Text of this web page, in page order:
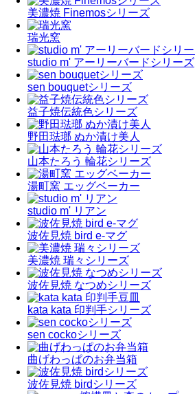
美濃焼 Finemosシリーズ
瑞光窯
studio m' アーリーバードシリーズ
sen bouquetシリーズ
益子焼伝統色シリーズ
野田琺瑯 ぬか漬け美人
山本たろう 輪花シリーズ
湯町窯 エッグベーカー
studio m' リアン
波佐見焼 bird e-マグ
美濃焼 瑞々シリーズ
波佐見焼 なつめシリーズ
kata kata 印判手シリーズ
sen cockoシリーズ
曲げわっぱのお弁当箱
波佐見焼 birdシリーズ